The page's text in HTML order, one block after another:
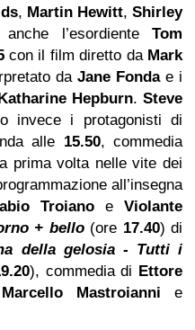
, Martin Hewitt, Shirley
l’esordienteTom
con il film diretto da Mark
da Jane Fondae i
Hepburn.Steve
invece i protagonisti di
alle 15.50, commedia
prima volta nelle vite dei
all’insegna
Troiano e Violante
+ bello(ore 17.40) di
della gelosia - Tutti i
), commedia di Ettore
Marcello Mastroianni e